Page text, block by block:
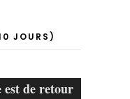
JOURS)
de retour